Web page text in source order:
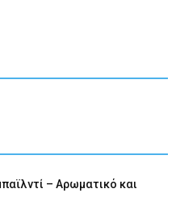
– Αρωματικό και